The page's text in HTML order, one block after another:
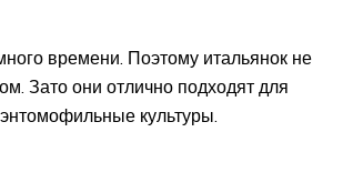
времени. Поэтому итальянок не
Зато они отлично подходят для
культуры.